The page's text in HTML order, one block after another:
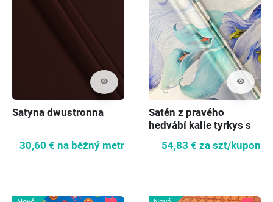
visibility
Satyna dwustronna
30,60 € na běžný metr
visibility
Satén z pravého
hedvábí kalie tyrkys s
54,83 € za szt/kupon